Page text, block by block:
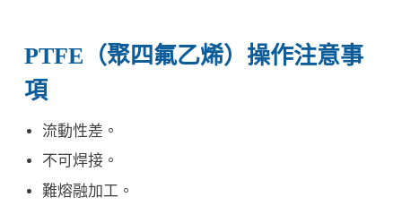
PTFE（聚四氟乙烯）操作注意事
項
流動性差。
不可焊接。
難熔融加工。